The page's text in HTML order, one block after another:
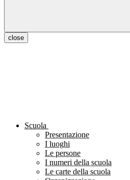
close
Scuola
Presentazione
I luoghi
Le persone
I numeri della scuola
Le carte della scuola